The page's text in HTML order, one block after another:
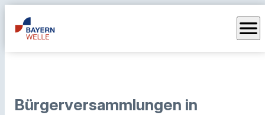
menu
Bürgerversammlungen in